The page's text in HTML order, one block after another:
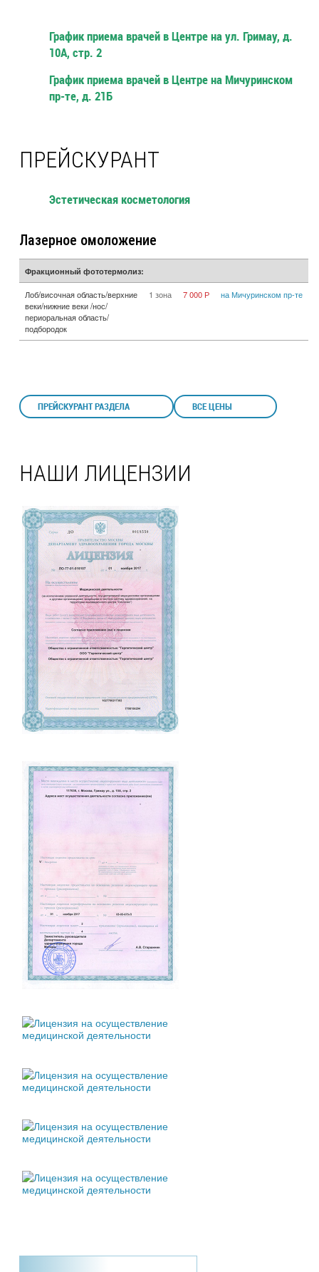
График приема врачей в Центре на ул. Гримау, д.
10А, стр. 2
График приема врачей в Центре на Мичуринском
пр-те, д. 21Б
ПРЕЙСКУРАНТ
Эстетическая косметология
Лазерное омоложение
Фракционный фототермолиз:
Лоб/височная область/верхние
веки/нижние веки /нос/
периоральная область/
подбородок
1 зона 7 000 Р на Мичуринском пр-те
ВСЕ ЦЕНЫ
ПРЕЙСКУРАНТ РАЗДЕЛА
НАШИ ЛИЦЕНЗИИ